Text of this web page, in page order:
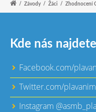
/ Závody / Žáci / Zhodnocení
Kde nás najdete
Facebook.com/
Twitter.com/
Instagram